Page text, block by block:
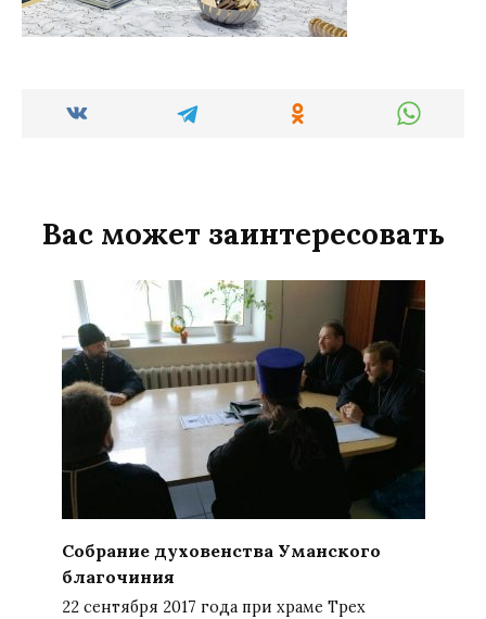
Вас может заинтересовать
Собрание духовенства Уманского
благочиния
22 сентября 2017 года при храме Трех